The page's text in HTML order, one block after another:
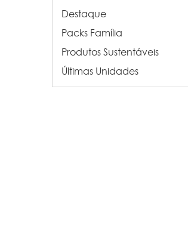
Destaque
Packs Família
Produtos Sustentáveis
Últimas Unidades